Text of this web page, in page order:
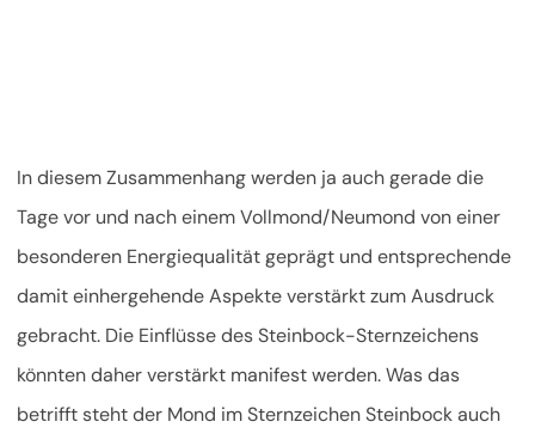
In diesem Zusammenhang werden ja auch gerade die
Tage vor und nach einem Vollmond/Neumond von einer
besonderen Energiequalität geprägt und entsprechende
damit einhergehende Aspekte verstärkt zum Ausdruck
gebracht. Die Einflüsse des Steinbock-Sternzeichens
könnten daher verstärkt manifest werden. Was das
betrifft steht der Mond im Sternzeichen Steinbock auch